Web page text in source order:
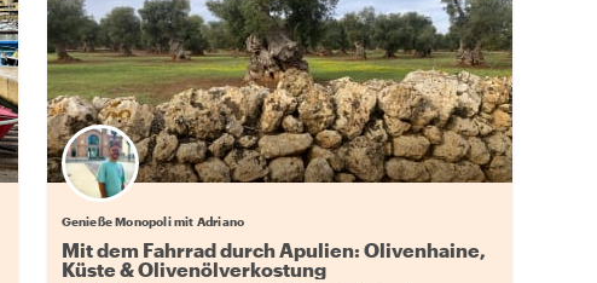
Genieße Monopoli mit Adriano
Mit dem Fahrrad durch Apulien: Olivenhaine,
Küste & Olivenölverkostung